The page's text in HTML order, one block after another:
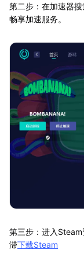
第二步：在加速器
畅享加速服务。
第三步：进入
滞下载Steam